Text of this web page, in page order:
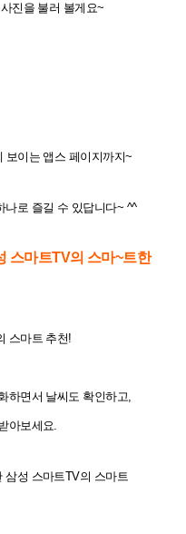
진을 불러 볼게요~
보이는 앱스 페이지까지~
나로 즐길 수 있답니다~ ^^
스마트TV의 스마~트한
스마트 추천!
하면서 날씨도 확인하고,
아보세요.
삼성 스마트TV의 스마트